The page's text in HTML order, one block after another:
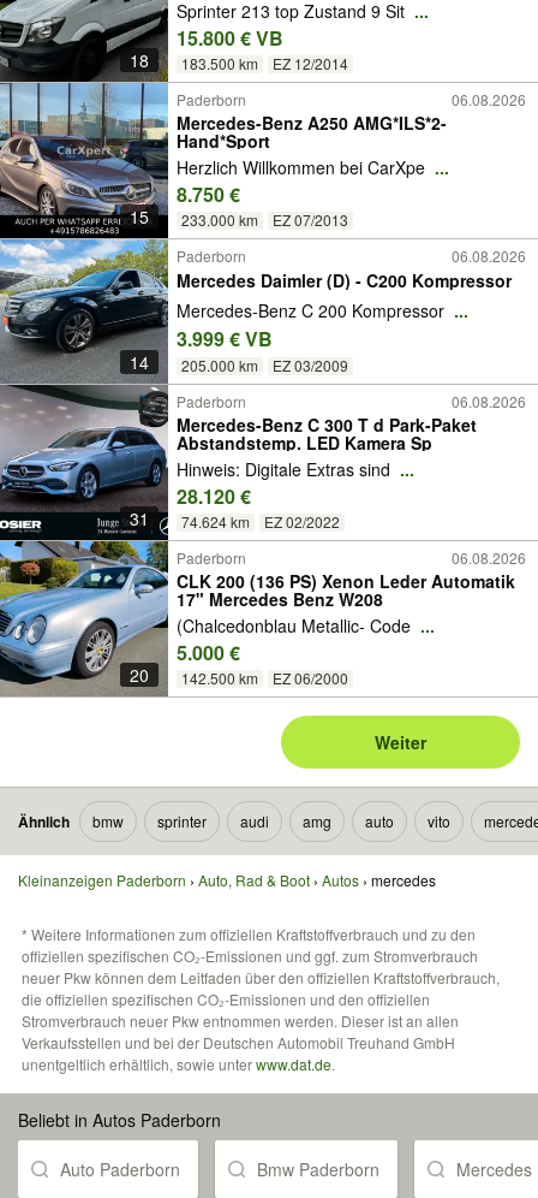
18
Sprinter 213 top Zustand 9 Sit ...
15.800 € VB
183.500 km EZ 12/2014
15
Paderborn 06.08.2026
Mercedes-Benz A250 AMG*ILS*2-
Hand*Sport
Herzlich Willkommen bei CarXpe ...
8.750 €
233.000 km EZ 07/2013
14
Paderborn 06.08.2026
Mercedes Daimler (D) - C200 Kompressor
Mercedes-Benz C 200 Kompressor ...
3.999 € VB
205.000 km EZ 03/2009
31
Paderborn 06.08.2026
Mercedes-Benz C 300 T d Park-Paket
Abstandstemp. LED Kamera Sp
Hinweis: Digitale Extras sind ...
28.120 €
74.624 km EZ 02/2022
20
Paderborn 06.08.2026
CLK 200 (136 PS) Xenon Leder Automatik
17" Mercedes Benz W208
(Chalcedonblau Metallic- Code ...
5.000 €
142.500 km EZ 06/2000
Weiter
Ähnlich bmw sprinter audi amg auto vito
Kleinanzeigen Paderborn Auto, Rad & Boot Autos mercedes
* Weitere Informationen zum offiziellen Kraftstoffverbrauch und zu den
offiziellen spezifischen CO₂-Emissionen und ggf. zum Stromverbrauch
neuer Pkw können dem Leitfaden über den offiziellen Kraftstoffverbrauch,
die offiziellen spezifischen CO₂-Emissionen und den offiziellen
Stromverbrauch neuer Pkw entnommen werden. Dieser ist an allen
Verkaufsstellen und bei der Deutschen Automobil Treuhand GmbH
unentgeltlich erhältlich, sowie unterwww.dat.de.
Beliebt in Autos Paderborn
Auto Paderborn Bmw Paderborn